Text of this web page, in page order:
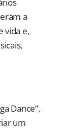
a
vida e,
Dance”,
um